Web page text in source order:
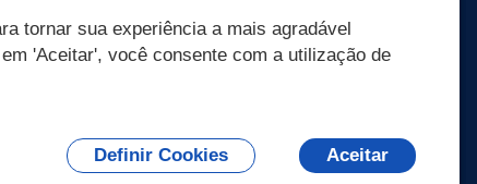
tornar sua experiência a mais agradável
'Aceitar', você consente com a utilização de
Definir Cookies Aceitar
posso te ajudar?